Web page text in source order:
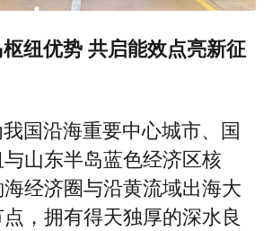
纽优势 共启能效点亮新征
国沿海重要中心城市、国
山东半岛蓝色经济区核
经济圈与沿黄流域出海大
，拥有得天独厚的深水良